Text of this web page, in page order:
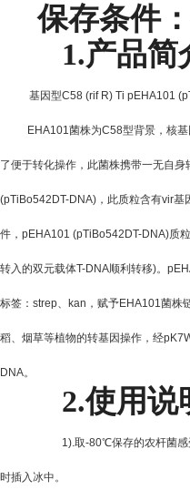
保存条件：
1.产品简
基因型C58 (rif R) Ti pEHA101
EHA101菌株为C58型背景，核
了便于转化操作，此菌株携带一无自身
(pTiBo542DT-DNA) ，此质粒含有vir基
件， pEHA101 (pTiBo542DT-DNA)质
转入的双元载体T-DNA顺利转移)。
标签： strep、 kan ，赋予EHA101菌株
稻、烟草等植物的转基因操作，经
DNA。
2.使用说
1).取-80℃保存的农杆菌感
时插入冰中。